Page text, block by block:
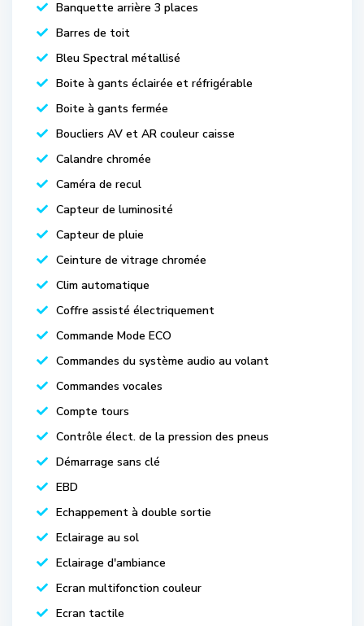
Banquette arrière 3 places
Barres de toit
Bleu Spectral métallisé
Boite à gants éclairée et réfrigérable
Boite à gants fermée
Boucliers AV et AR couleur caisse
Calandre chromée
Caméra de recul
Capteur de luminosité
Capteur de pluie
Ceinture de vitrage chromée
Clim automatique
Coffre assisté électriquement
Commande Mode ECO
Commandes du système audio au volant
Commandes vocales
Compte tours
Contrôle élect. de la pression des pneus
Démarrage sans clé
EBD
Echappement à double sortie
Eclairage au sol
Eclairage d'ambiance
Ecran multifonction couleur
Ecran tactile